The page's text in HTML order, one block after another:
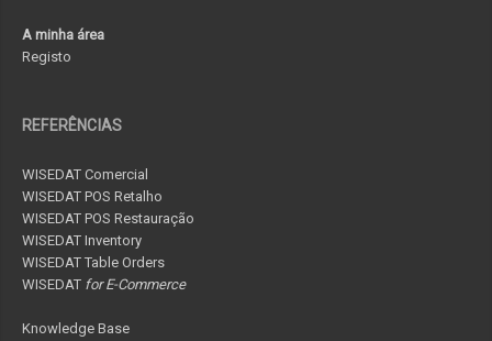
A minha área
Registo
REFERÊNCIAS
WISEDAT Comercial
WISEDAT POS Retalho
WISEDAT POS Restauração
WISEDAT Inventory
WISEDAT Table Orders
WISEDAT for E-Commerce
Knowledge Base